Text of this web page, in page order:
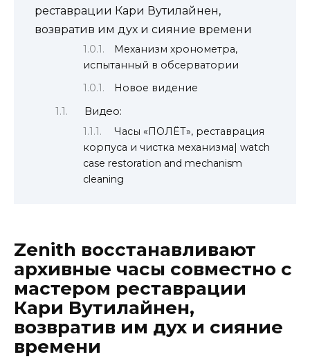
реставрации Кари Вутилайнен,
возвратив им дух и сияние времени
Механизм хронометра,
испытанный в обсерватории
Новое видение
Видео:
Часы «ПОЛЁТ», реставрация
корпуса и чистка механизма| watch
case restoration and mechanism
cleaning
Zenith восстанавливают
архивные часы совместно с
мастером реставрации
Кари Вутилайнен,
возвратив им дух и сияние
времени